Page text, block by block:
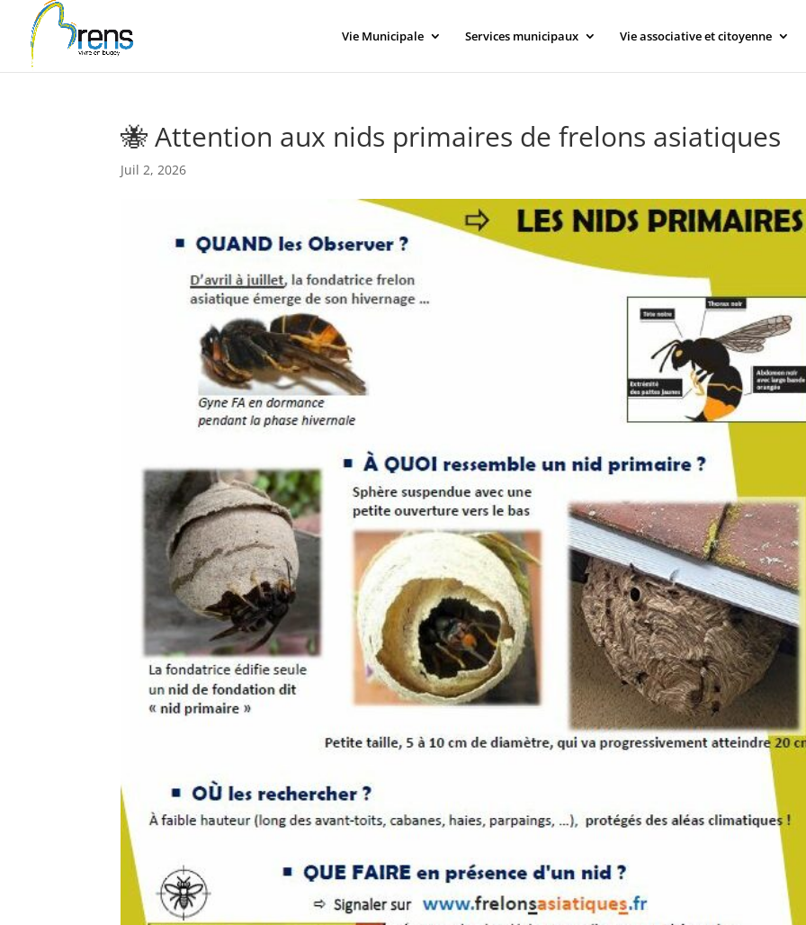
Vie Municipale Services municipaux Vie associative et citoyenne
🐝 Attention aux nids primaires de frelons asiatiques
Juil 2, 2026
Panneau de gestion des cookies